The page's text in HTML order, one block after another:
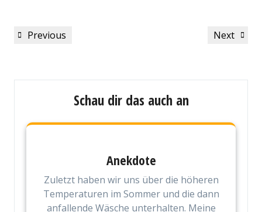
Beitragsnavigation
Previous
Previous
Next
Next
Schau dir das auch an
Anekdote
Zuletzt haben wir uns über die höheren
Temperaturen im Sommer und die dann
anfallende Wäsche unterhalten. Meine